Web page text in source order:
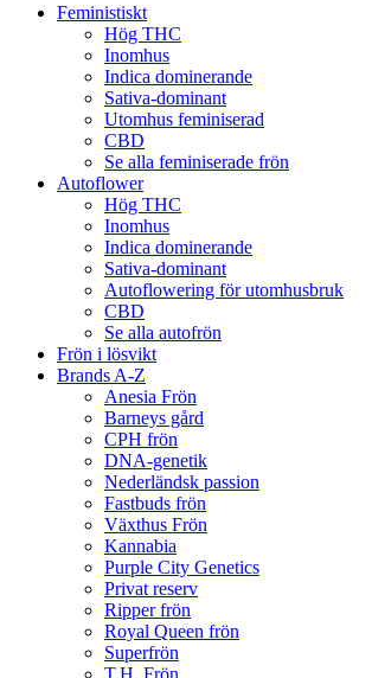
Feministiskt
Hög THC
Inomhus
Indica dominerande
Sativa-dominant
Utomhus feminiserad
CBD
Se alla feminiserade frön
Autoflower
Hög THC
Inomhus
Indica dominerande
Sativa-dominant
Autoflowering för utomhusbruk
CBD
Se alla autofrön
Frön i lösvikt
Brands A-Z
Anesia Frön
Barneys gård
CPH frön
DNA-genetik
Nederländsk passion
Fastbuds frön
Växthus Frön
Kannabia
Purple City Genetics
Privat reserv
Ripper frön
Royal Queen frön
Superfrön
T.H. Frön